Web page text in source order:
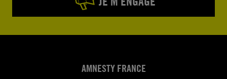
AMNESTY FRANCE